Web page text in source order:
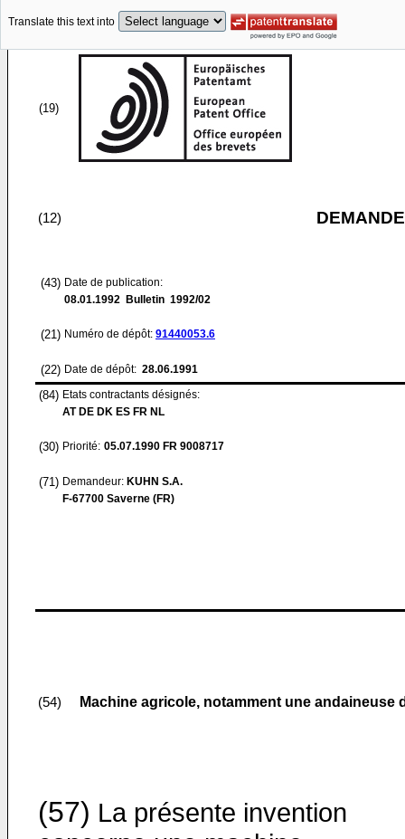
Translate this text into
(19)
(12)
(43) Date de publication:
08.01.1992 Bulletin 1992/02
(21) Numéro de dépôt: 91440053.6
(22) Date de dépôt: 28.06.1991
(84) Etats contractants désignés:
AT DE DK ES FR NL
(30) Priorité: 05.07.1990 FR 9008717
(71) Demandeur: KUHN S.A.
F-67700 Saverne (FR)
(54) Machine agricole, notamment une andaineuse
(57) La présente invention